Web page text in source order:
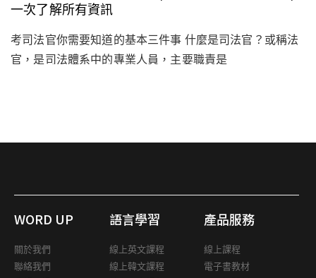
一次了解所有資訊
考司法官你需要知道的基本三件事 什麼是司法官？或稱法
官，是司法體系中的專業人員，主要職責是
WORD UP
關於我們
聯絡我們
語言學習
線上英文課程
線上韓文課程
產品服務
線上課程
電子書教材